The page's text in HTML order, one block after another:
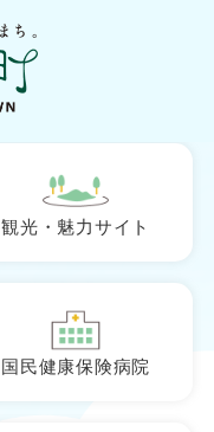
観光・魅力サイト
国民健康保険病院